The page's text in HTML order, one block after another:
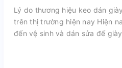
Lý do thương hiệu keo dán
trên thị trường hiện nay Hiện
đến vệ sinh và dán sửa đế